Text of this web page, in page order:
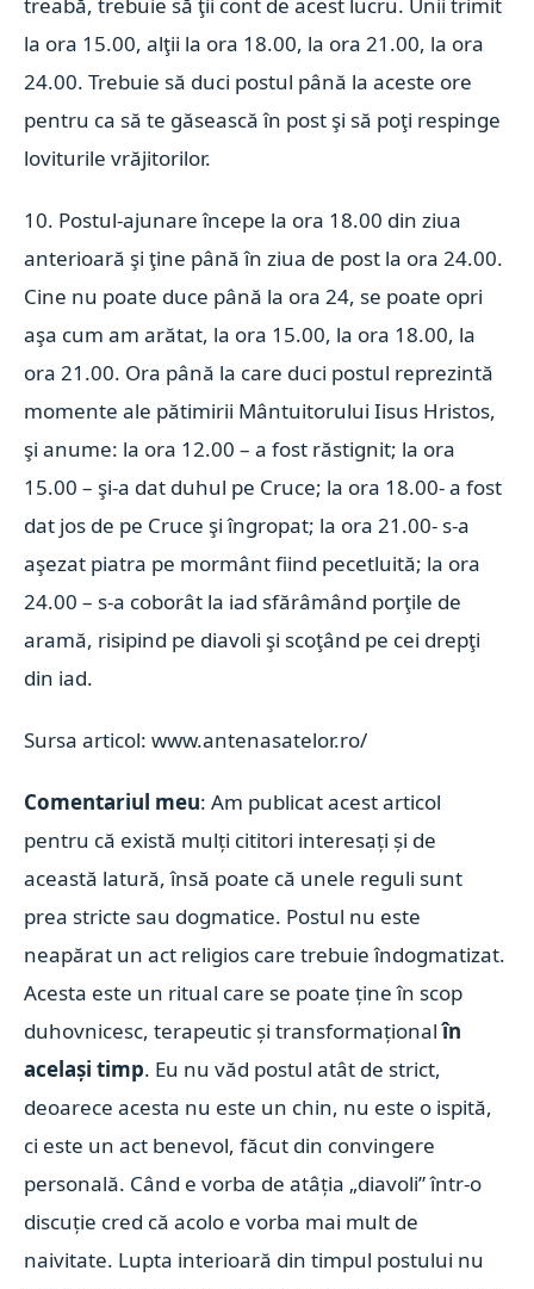
la ora 15.00, alţii la ora 18.00, la ora 21.00, la ora
24.00. Trebuie să duci postul până la aceste ore
pentru ca să te găsească în post şi să poţi respinge
loviturile vrăjitorilor.
10. Postul-ajunare începe la ora 18.00 din ziua
anterioară şi ţine până în ziua de post la ora 24.00.
Cine nu poate duce până la ora 24, se poate opri
aşa cum am arătat, la ora 15.00, la ora 18.00, la
ora 21.00. Ora până la care duci postul reprezintă
momente ale pătimirii Mântuitorului Iisus Hristos,
şi anume: la ora 12.00 – a fost răstignit; la ora
15.00 – şi-a dat duhul pe Cruce; la ora 18.00- a fost
dat jos de pe Cruce şi îngropat; la ora 21.00- s-a
aşezat piatra pe mormânt fiind pecetluită; la ora
24.00 – s-a coborât la iad sfărâmând porţile de
aramă, risipind pe diavoli şi scoţând pe cei drepţi
din iad.
Sursa articol: www.antenasatelor.ro/
Comentariul meu: Am publicat acest articol
pentru că există mulți cititori interesați și de
această latură, însă poate că unele reguli sunt
prea stricte sau dogmatice. Postul nu este
neapărat un act religios care trebuie îndogmatizat.
Acesta este un ritual care se poate ține în scop
duhovnicesc, terapeutic și transformaționalîn
același timp. Eu nu văd postul atât de strict,
deoarece acesta nu este un chin, nu este o ispită,
ci este un act benevol, făcut din convingere
personală. Când e vorba de atâția „diavoli” într-o
discuție cred că acolo e vorba mai mult de
naivitate. Lupta interioară din timpul postului nu